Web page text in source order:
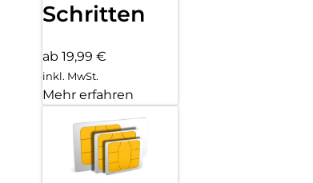
Schritten
ab 19,99 €
inkl. MwSt.
Mehr erfahren